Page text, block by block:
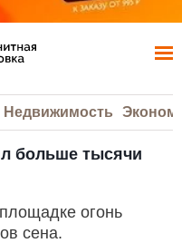
Недвижимость
больше тысячи
огонь
сена.